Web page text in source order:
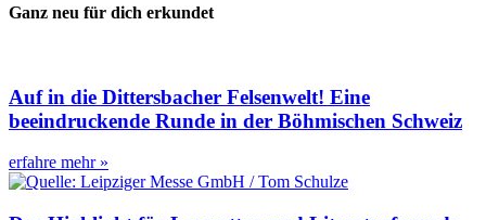
Ganz neu für dich erkundet
Auf in die Dittersbacher Felsenwelt! Eine
beeindruckende Runde in der Böhmischen Schweiz
erfahre mehr »